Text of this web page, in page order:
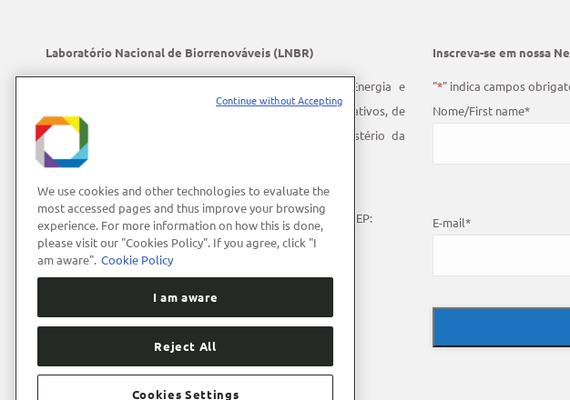
Laboratório Nacional de Biorrenováveis (LNBR)
O LNBR integra o Centro Nacional de Pesquisa em Energia e
Materiais (CNPEM) – uma instituição privada, sem fins lucrativos, de
pesquisa e desenvolvimento sob a supervisão do Ministério da
Ciência, Tecnologia e Inovação (MCTI).
Endereço:Giuseppe Máximo Scolfaro, 10.000
Polo II de Alta Tecnologia de Campinas | Campinas (SP) | CEP:
13083-100
Telefone: +55 (19) 3512-1000
lnbrcomunica@cnpem.br
Inscreva-se em nossa
"*" indica campos
Nome/First name*
E-mail*
We use cookies and other technologies to evaluate the
most accessed pages and thus improve your browsing
experience. For more information on how this is done,
please visit our "Cookies Policy". If you agree, click "I
am aware". Cookie Policy
I am aware
Reject All
Cookies Settings
Continue without Accepting